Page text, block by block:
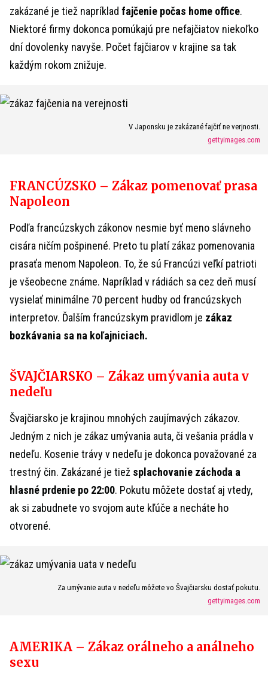
zakázané je tiež napríklad fajčenie počas home office.
Niektoré firmy dokonca pomúkajú pre nefajčiatov niekoľko
dní dovolenky navyše. Počet fajčiarov v krajine sa tak
každým rokom znižuje.
V Japonsku je zakázané fajčiť ne verjnosti.
gettyimages.com
FRANCÚZSKO – Zákaz pomenovať prasa
Napoleon
Podľa francúzskych zákonov nesmie byť meno slávneho
cisára ničím pošpinené. Preto tu platí zákaz pomenovania
prasaťa menom Napoleon. To, že sú Francúzi veľkí patrioti
je všeobecne známe. Napríklad v rádiách sa cez deň musí
vysielať minimálne 70 percent hudby od francúzskych
interpretov. Ďalším francúzskym pravidlom je zákaz
bozkávania sa na koľajniciach.
ŠVAJČIARSKO – Zákaz umývania auta v
nedeľu
Švajčiarsko je krajinou mnohých zaujímavých zákazov.
Jedným z nich je zákaz umývania auta, či vešania prádla v
nedeľu. Kosenie trávy v nedeľu je dokonca považované za
trestný čin. Zakázané je tiež splachovanie záchoda a
hlasné prdenie po 22:00. Pokutu môžete dostať aj vtedy,
ak si zabudnete vo svojom aute kľúče a necháte ho
otvorené.
Za umývanie auta v nedeľu môžete vo Švajčiarsku dostať pokutu.
gettyimages.com
AMERIKA – Zákaz orálneho a análneho
sexu